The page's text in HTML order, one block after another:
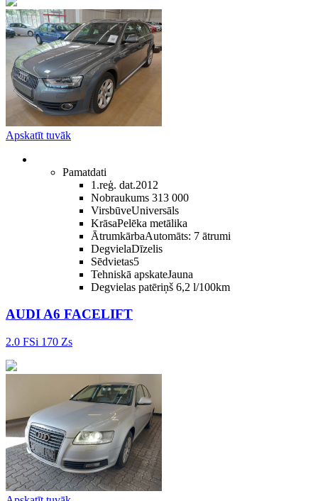
Apskatīt tuvāk
Pamatdati
1.reģ. dat.2012
Nobraukums 313 000
VirsbūveUniversāls
KrāsaPelēka metālika
ĀtrumkārbaAutomāts: 7 ātrumi
DegvielaDīzelis
Sēdvietas5
Tehniskā apskateJauna
Degvielas patēriņš 6,2 l/100km
AUDI A6 FACELIFT
2.0 FSi 170 Zs